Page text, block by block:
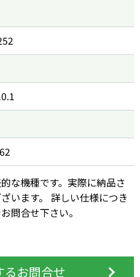
62
な機種です。実際に納品さ
います。 詳しい仕様につき
問合せ下さい。
るお問合せ